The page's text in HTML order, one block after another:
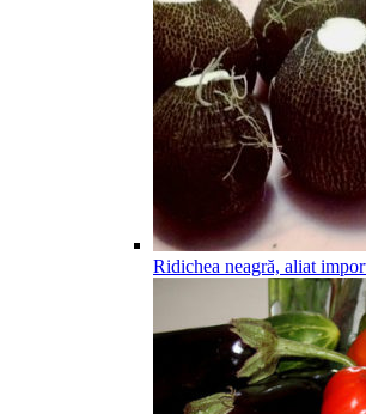
Ridichea neagră, aliat